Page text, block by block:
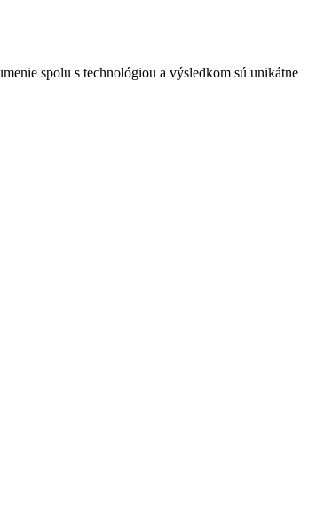
spolu s technológiou a výsledkom sú unikátne